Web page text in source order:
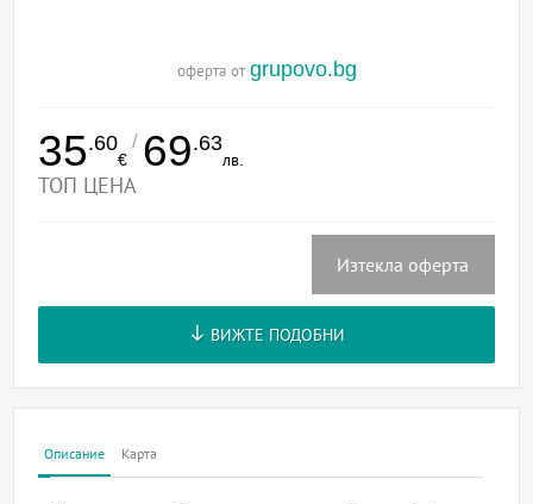
оферта от grupovo.bg
35.60
€
/ 69.63
лв.
ТОП ЦЕНА
Изтекла оферта
ВИЖТЕ ПОДОБНИ
Описание Карта